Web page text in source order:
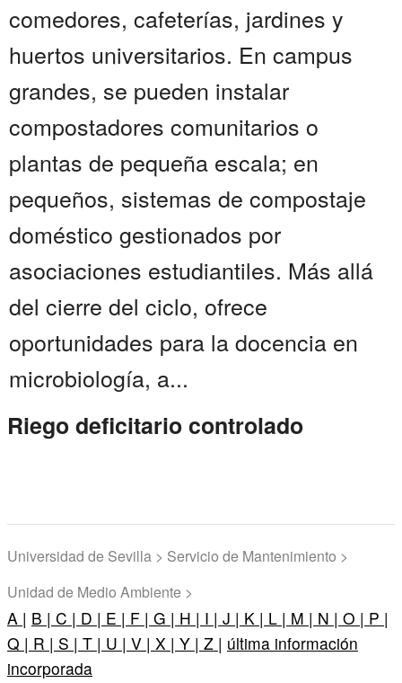
comedores, cafeterías, jardines y
huertos universitarios. En campus
grandes, se pueden instalar
compostadores comunitarios o
plantas de pequeña escala; en
pequeños, sistemas de compostaje
doméstico gestionados por
asociaciones estudiantiles. Más allá
del cierre del ciclo, ofrece
oportunidades para la docencia en
microbiología, a...
Riego deficitario controlado
Universidad de Sevilla > Servicio de Mantenimiento >
Unidad de Medio Ambiente >
A | B | C | D | E | F | G | H | I | J | K | L | M | N | O | P |
Q | R | S | T | U | V | X | Y | Z | última información
incorporada